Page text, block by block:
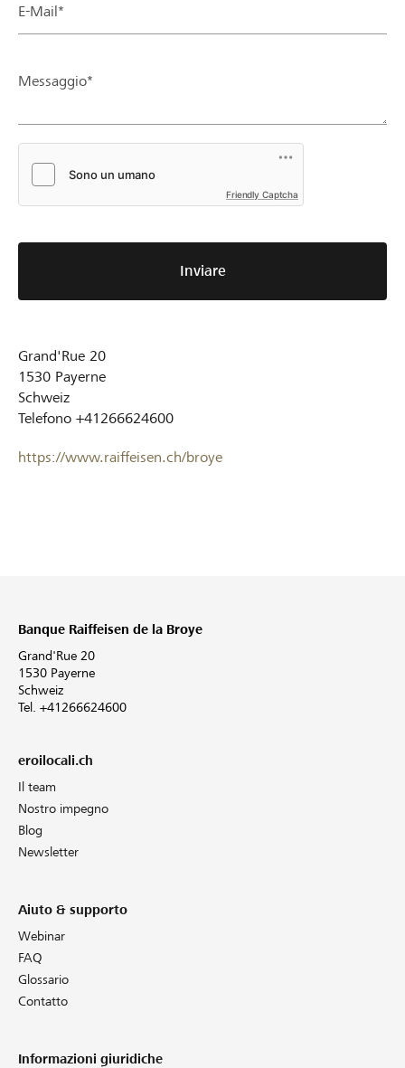
E-Mail*
Messaggio*
Friendly Captcha
Inviare
Grand'Rue 20
1530 Payerne
Schweiz
Telefono +41266624600
https://www.raiffeisen.ch/broye
Banque Raiffeisen de la Broye
Grand'Rue 20
1530 Payerne
Schweiz
Tel. +41266624600
eroilocali.ch
Il team
Nostro impegno
Blog
Newsletter
Aiuto & supporto
Webinar
FAQ
Glossario
Contatto
Informazioni giuridiche